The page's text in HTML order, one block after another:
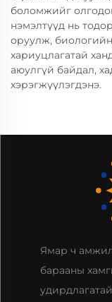
боломжийг
нэмэлтүүд нь
оруулж, биологийн
хариуцлагатай
аюулгүй байдал,
хэрэгжүүлэгдэнэ.
Ямар ч
барааны